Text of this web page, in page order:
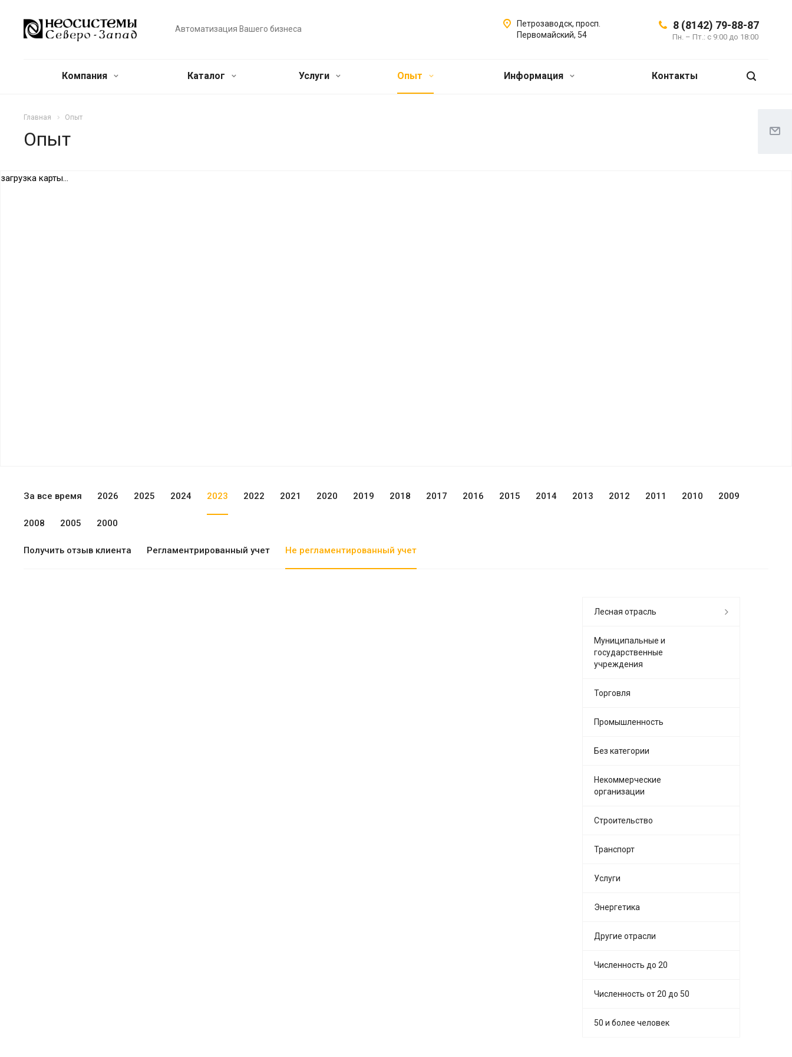
Автоматизация Вашего бизнеса 8 (8142) 79-88-87
Пн. – Пт.: с 9:00 до 18:00
Петрозаводск, просп.
Первомайский, 54
Компания Каталог Услуги Опыт Информация Контакты
Главная Опыт
Опыт
загрузка карты...
За все время 2026 2025 2024 2023 2022 2021 2020 2019 2018 2017 2016 2015 2014 2013 2012 2011 2010 2009
2008 2005 2000
Получить отзыв клиента Регламентрированный учет Не регламентированный учет
Лесная отрасль
Муниципальные и
государственные
учреждения
Торговля
Промышленность
Без категории
Некоммерческие
организации
Строительство
Транспорт
Услуги
Энергетика
Другие отрасли
Численность до 20
Численность от 20 до 50
50 и более человек